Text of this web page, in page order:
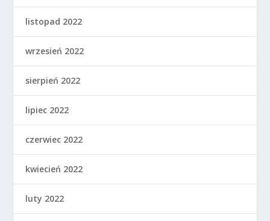
listopad 2022
wrzesień 2022
sierpień 2022
lipiec 2022
czerwiec 2022
kwiecień 2022
luty 2022